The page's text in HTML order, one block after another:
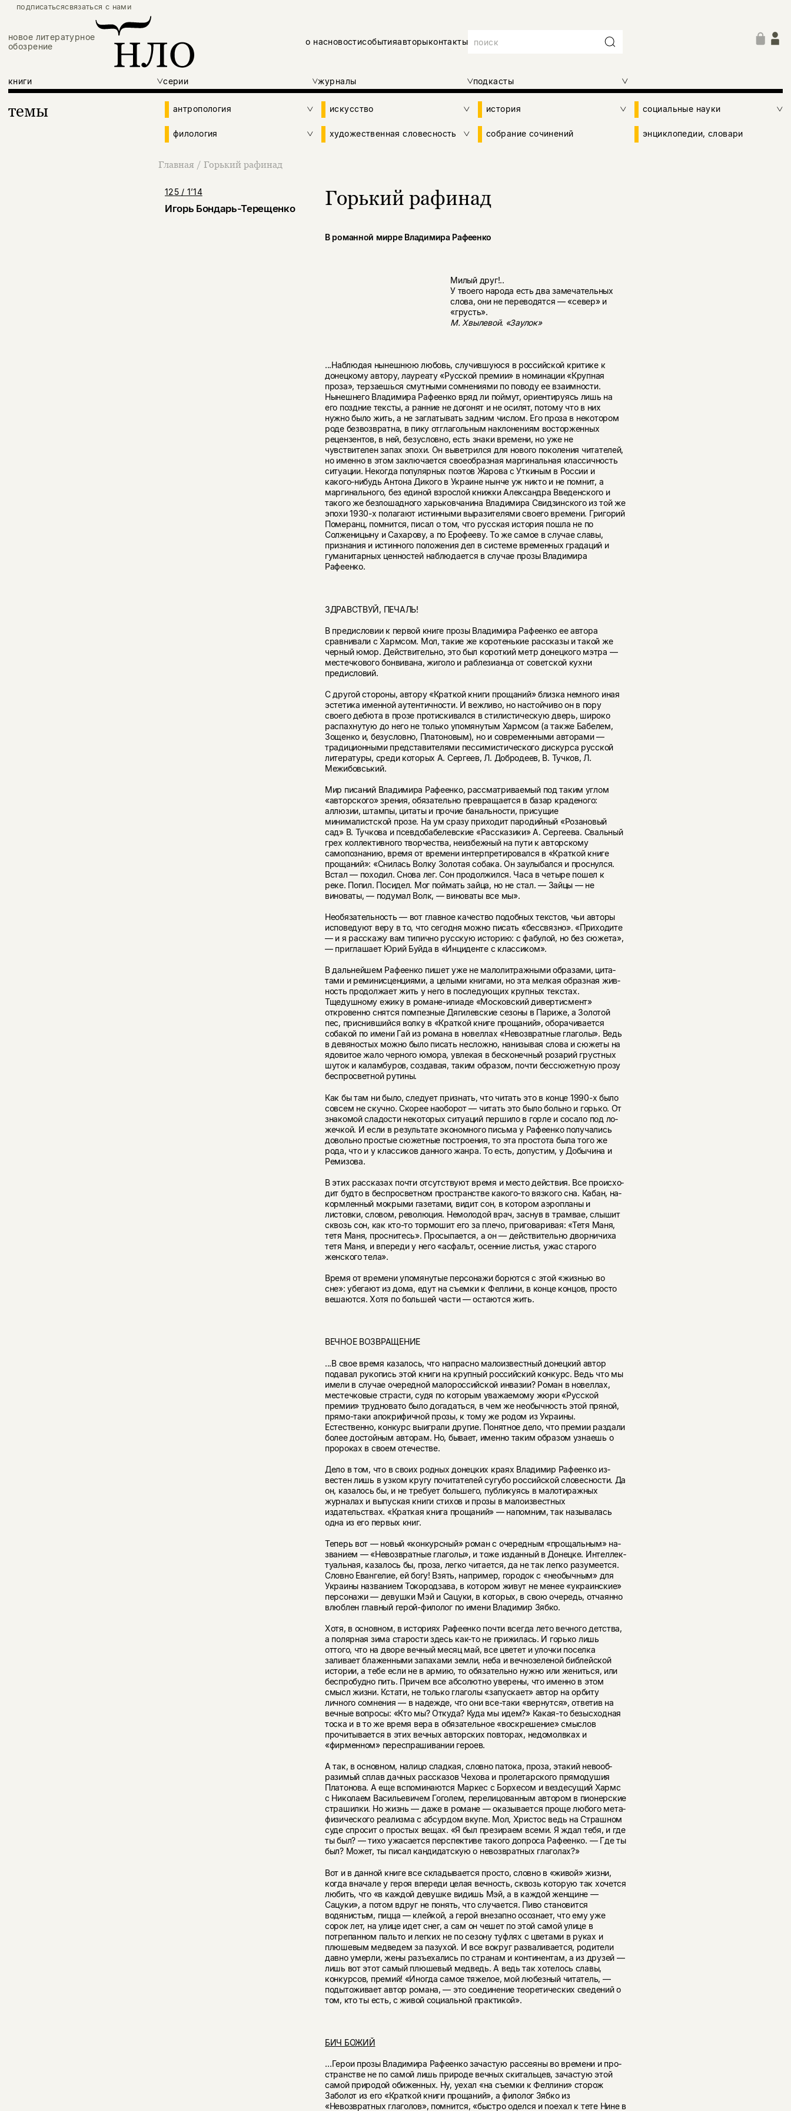
подписатьсясвязаться с нами
новое литературное
обозрение
о насновостисобытияавторыконтакты
книги серии журналы подкасты
темы антропология искусство история социальные науки
филология художественная словесность собрание сочинений энциклопедии, словари
Главная / Горький рафинад
125 / 1’14
Игорь Бондарь-Терещенко Горький рафинад
В романной мирре Владимира Рафеенко
Милый друг!..
У твоего народа есть два замечательных
слова, они не переводятся — «север» и
«грусть».
М. Хвылевой. «Заулок»
...Наблюдая нынешнюю любовь, случившуюся в российской критике к
донецкому автору, лауреату «Русской премии» в номинации «Крупная
проза», терзаешься смутными сомнениями по поводу ее взаимности.
Нынешнего Владимира Рафеенко вряд ли поймут, ориентируясь лишь на
его поздние тексты, а ранние не догонят и не осилят, потому что в них
нужно было жить, а не заглатывать задним числом. Его проза в некотором
роде безвозвратна, в пику отглагольным наклонениям восторженных
рецензентов, в ней, безус­ловно, есть знаки времени, но уже не
чувствителен запах эпохи. Он вывет­рился для нового поколения читателей,
но именно в этом заключается свое­образная маргинальная классичность
ситуации. Некогда популярных поэтов Жарова с Уткиным в России и
какого-нибудь Антона Дикого в Украине нынче уж никто и не помнит, а
маргинального, без единой взрослой книжки Александра Введенского и
такого же безлошадного харьковчанина Владимира Свидзинского из той же
эпохи 1930-х полагают истинными выразите­лями своего времени. Григорий
Померанц, помнится, писал о том, что рус­ская история пошла не по
Солженицыну и Сахарову, а по Ерофееву. То же самое в случае славы,
признания и истинного положения дел в системе вре­менных градаций и
гуманитарных ценностей наблюдается в случае прозы Владимира
Рафеенко.
ЗДРАВСТВУЙ, ПЕЧАЛЬ!
В предисловии к первой книге прозы Владимира Рафеенко ее автора
сравни­вали с Хармсом. Мол, такие же коротенькие рассказы и такой же
черный юмор. Действительно, это был короткий метр донецкого мэтра —
местечко­вого бонвивана, жиголо и раблезианца от советской кухни
предисловий.
С другой стороны, автору «Краткой книги прощаний» близка немного иная
эстетика именной аутентичности. И вежливо, но настойчиво он в пору
своего дебюта в прозе протискивался в стилистическую дверь, широко
распахнутую до него не только упомянутым Хармсом (а также Бабелем,
Зощенко и, без­условно, Платоновым), но и современными авторами —
традиционными пред­ставителями пессимистического дискурса русской
литературы, среди которых А. Сергеев, Л. Добродеев, В. Тучков, Л.
Межибовський.
Мир писаний Владимира Рафеенко, рассматриваемый под таким углом
«авторского» зрения, обязательно превращается в базар краденого:
аллюзии, штампы, цитаты и прочие банальности, присущие
минималистской прозе. На ум сразу приходит пародийный «Розановый
сад» В. Тучкова и псевдобабелевские «Рассказики» А. Сергеева. Свальный
грех коллективного творчества, неизбежный на пути к авторскому
самопознанию, время от времени интер­претировался в «Краткой книге
прощаний»: «Снилась Волку Золотая собака. Он заулыбался и проснулся.
Встал — походил. Снова лег. Сон продолжился. Часа в четыре пошел к
реке. Попил. Посидел. Мог поймать зайца, но не стал. — Зайцы — не
виноваты, — подумал Волк, — виноваты все мы».
Необязательность — вот главное качество подобных текстов, чьи авторы
исповедуют веру в то, что сегодня можно писать «бессвязно». «Приходите
— и я расскажу вам типично русскую историю: с фабулой, но без сюжета»,
— приглашает Юрий Буйда в «Инциденте с классиком».
В дальнейшем Рафеенко пишет уже не малолитражными образами, цита­
тами и реминисценциями, а целыми книгами, но эта мелкая образная жив­
ность продолжает жить у него в последующих крупных текстах.
Тщедушному ежику в романе-илиаде «Московский дивертисмент»
откровенно снятся помпезные Дягилевские сезоны в Париже, а Золотой
пес, приснившийся волку в «Краткой книге прощаний», оборачивается
собакой по имени Гай из романа в новеллах «Невозвратные глаголы». Ведь
в девяностых можно было писать несложно, нанизывая слова и сюжеты на
ядовитое жало черного юмора, увле­кая в бесконечный розарий грустных
шуток и каламбуров, создавая, таким образом, почти бессюжетную прозу
беспросветной рутины.
Как бы там ни было, следует признать, что читать это в конце 1990-х было
совсем не скучно. Скорее наоборот — читать это было больно и горько. От
знакомой сладости некоторых ситуаций першило в горле и сосало под ло­
жечкой. И если в результате экономного письма у Рафеенко получались
до­вольно простые сюжетные построения, то эта простота была того же
рода, что и у классиков данного жанра. То есть, допустим, у Добычина и
Ремизова.
В этих рассказах почти отсутствуют время и место действия. Все происхо­
дит будто в беспросветном пространстве какого-то вязкого сна. Кабан, на­
кормленный мокрыми газетами, видит сон, в котором аэропланы и
листовки, словом, революция. Немолодой врач, заснув в трамвае, слышит
сквозь сон, как кто-то тормошит его за плечо, приговаривая: «Тетя Маня,
тетя Маня, проснитесь». Просыпается, а он — действительно дворничиха
тетя Маня, и впе­реди у него «асфальт, осенние листья, ужас старого
женского тела».
Время от времени упомянутые персонажи борются с этой «жизнью во
сне»: убегают из дома, едут на съемки к Феллини, в конце концов, просто
ве­шаются. Хотя по большей части — остаются жить.
ВЕЧНОЕ ВОЗВРАЩЕНИЕ
...В свое время казалось, что напрасно малоизвестный донецкий автор
подавал рукопись этой книги на крупный российский конкурс. Ведь что мы
имели в случае очередной малороссийской инвазии? Роман в новеллах,
местечковые страсти, судя по которым уважаемому жюри «Русской
премии» трудновато было догадаться, в чем же необычность этой пряной,
прямо-таки апокрифич­ной прозы, к тому же родом из Украины.
Естественно, конкурс выиграли дру­гие. Понятное дело, что премии раздали
более достойным авторам. Но, бывает, именно таким образом узнаешь о
пророках в своем отечестве.
Дело в том, что в своих родных донецких краях Владимир Рафеенко из­
вестен лишь в узком кругу почитателей сугубо российской словесности. Да
он, казалось бы, и не требует большего, публикуясь в малотиражных
журна­лах и выпуская книги стихов и прозы в малоизвестных
издательствах. «Крат­кая книга прощаний» — напомним, так называлась
одна из его первых книг.
Теперь вот — новый «конкурсный» роман с очередным «прощальным» на­
званием — «Невозвратные глаголы», и тоже изданный в Донецке. Интеллек­
туальная, казалось бы, проза, легко читается, да не так легко разумеется.
Словно Евангелие, ей богу! Взять, например, городок с «необычным» для
Украины названием Токородзава, в котором живут не менее «украинские»
персонажи — девушки Мэй и Сацуки, в которых, в свою очередь, отчаянно
влюблен главный герой-филолог по имени Владимир Зябко.
Хотя, в основном, в историях Рафеенко почти всегда лето вечного детства,
а полярная зима старости здесь как-то не прижилась. И горько лишь
оттого, что на дворе вечный месяц май, все цветет и улочки поселка
заливает бла­женными запахами земли, неба и вечнозеленой библейской
истории, а тебе если не в армию, то обязательно нужно или жениться, или
беспробудно пить. Причем все абсолютно уверены, что именно в этом
смысл жизни. Кстати, не только глаголы «запускает» автор на орбиту
личного сомнения — в надежде, что они все-таки «вернутся», ответив на
вечные вопросы: «Кто мы? Откуда? Куда мы идем?» Какая-то безысходная
тоска и в то же время вера в обяза­тельное «воскрешение» смыслов
прочитывается в этих вечных авторских по­вторах, недомолвках и
«фирменном» переспрашивании героев.
А так, в основном, налицо сладкая, словно патока, проза, этакий невооб­
разимый сплав дачных рассказов Чехова и пролетарского прямодушия
Пла­тонова. А еще вспоминаются Маркес с Борхесом и вездесущий Хармс
с Ни­колаем Васильевичем Гоголем, перелицованным автором в пионерские
страшилки. Но жизнь — даже в романе — оказывается проще любого мета­
физического реализма с абсурдом вкупе. Мол, Христос ведь на Страшном
суде спросит о простых вещах. «Я был презираем всеми. Я ждал тебя, и где
ты был? — тихо ужасается перспективе такого допроса Рафеенко. — Где ты
был? Может, ты писал кандидатскую о невозвратных глаголах?»
Вот и в данной книге все складывается просто, словно в «живой» жизни,
когда вначале у героя впереди целая вечность, сквозь которую так хочется
любить, что «в каждой девушке видишь Мэй, а в каждой женщине —
Сацуки», а потом вдруг не понять, что случается. Пиво становится
водянистым, пицца — клейкой, а герой внезапно осознает, что ему уже
сорок лет, на улице идет снег, а сам он чешет по этой самой улице в
потрепанном пальто и легких не по сезону туфлях с цветами в руках и
плюшевым медведем за пазухой. И все вокруг разваливается, родители
давно умерли, жены разъехались по странам и континентам, а из друзей —
лишь вот этот самый плюшевый медведь. А ведь так хотелось славы,
конкурсов, премий! «Иногда самое тяжелое, мой любезный читатель, —
подытоживает автор романа, — это соединение теоретических сведений о
том, кто ты есть, с живой социальной практикой».
БИЧ БОЖИЙ
…Герои прозы Владимира Рафеенко зачастую рассеяны во времени и про­
странстве не по самой лишь природе вечных скитальцев, зачастую этой
самой природой обиженных. Ну, уехал «на съемки к Феллини» сторож
Заболот из его «Краткой книги прощаний», а филолог Зябко из
«Невозвратных глаголов», помнится, «быстро оделся и поехал к тете Нине в